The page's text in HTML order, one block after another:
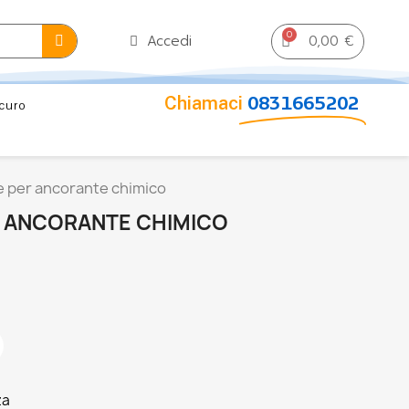
Accedi 0,00 €
Chiamaci 0831665202
per ancorante chimico
CHIMICO